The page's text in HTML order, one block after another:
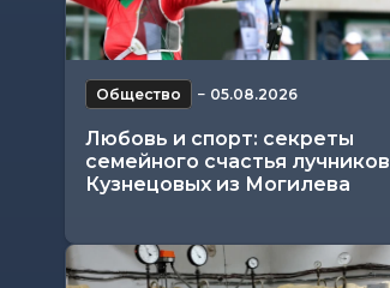
Общество − 05.08.2026
Любовь и спорт: секреты
семейного счастья лучников
Кузнецовых из Могилева